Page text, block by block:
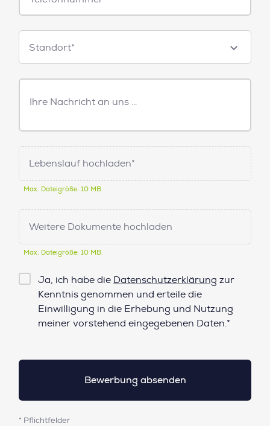
Standorte
Standort*
Freitext
Nachricht
Lebenslauf hochladen*
Max. Dateigröße: 10 MB.
Weitere Dokumente hochladen
Max. Dateigröße: 10 MB.
Checkbox
Datenschutz*
Ja, ich habe die Datenschutzerklärung zur
Kenntnis genommen und erteile die
Einwilligung in die Erhebung und Nutzung
meiner vorstehend eingegebenen Daten.*
* Pflichtfelder